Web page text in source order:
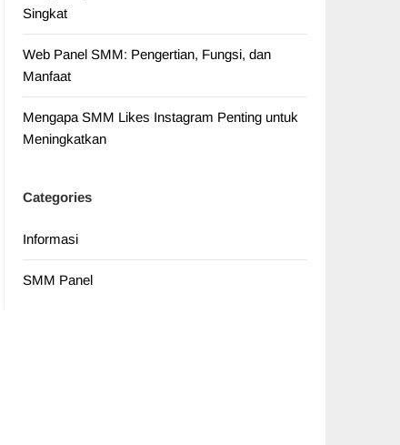
Singkat
Web Panel SMM: Pengertian, Fungsi, dan
Manfaat
Mengapa SMM Likes Instagram Penting untuk
Meningkatkan
Categories
Informasi
SMM Panel